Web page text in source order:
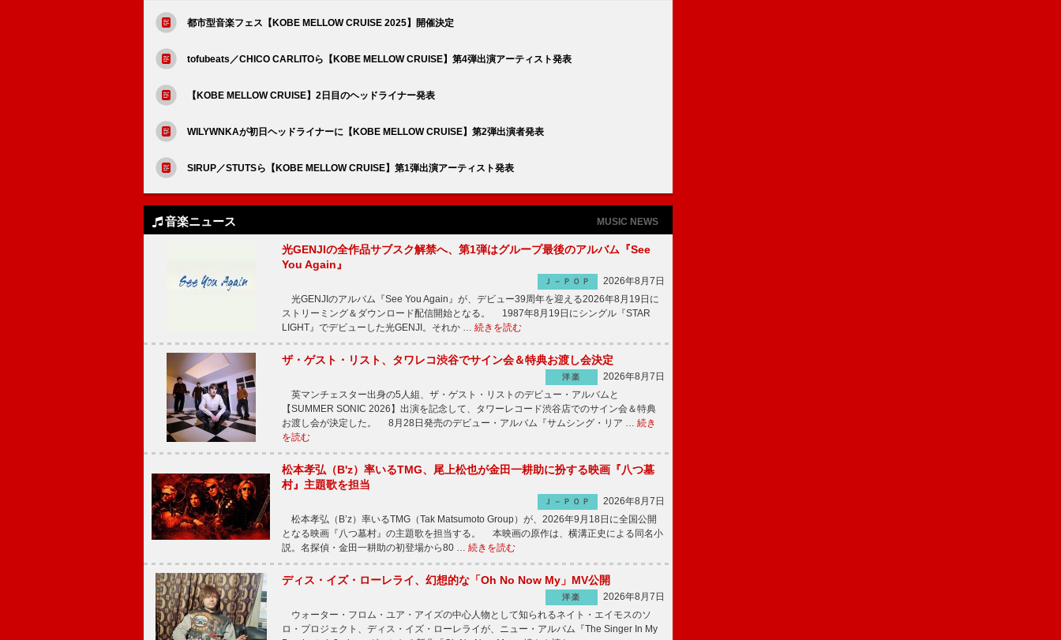
都市型音楽フェス【KOBE MELLOW CRUISE 2025】開催決定
tofubeats／CHICO CARLITOら【KOBE MELLOW CRUISE】第4弾出演アーティスト発表
【KOBE MELLOW CRUISE】2日目のヘッドライナー発表
WILYWNKAが初日ヘッドライナーに【KOBE MELLOW CRUISE】第2弾出演者発表
SIRUP／STUTSら【KOBE MELLOW CRUISE】第1弾出演アーティスト発表
音楽ニュース MUSIC NEWS
光GENJIの全作品サブスク解禁へ、第1弾はグループ最後のアルバム『See
You Again』
Ｊ－ＰＯＰ
2026年8月7日
光GENJIのアルバム『See You Again』が、デビュー39周年を迎える2026年8月19日に
ストリーミング＆ダウンロード配信開始となる。 1987年8月19日にシングル『STAR
LIGHT』でデビューした光GENJI。それか … 続きを読む
ザ・ゲスト・リスト、タワレコ渋谷でサイン会＆特典お渡し会決定
洋楽
2026年8月7日
英マンチェスター出身の5人組、ザ・ゲスト・リストのデビュー・アルバムと
【SUMMER SONIC 2026】出演を記念して、タワーレコード渋谷店でのサイン会＆特典
お渡し会が決定した。 8月28日発売のデビュー・アルバム『サムシング・リア … 続き
を読む
松本孝弘（B'z）率いるTMG、尾上松也が金田一耕助に扮する映画『八つ墓
村』主題歌を担当
Ｊ－ＰＯＰ
2026年8月7日
松本孝弘（B’z）率いるTMG（Tak Matsumoto Group）が、2026年9月18日に全国公開
となる映画『八つ墓村』の主題歌を担当する。 本映画の原作は、横溝正史による同名小
説。名探偵・金田一耕助の初登場から80 … 続きを読む
ディス・イズ・ローレライ、幻想的な「Oh No Now My」MV公開
洋楽
2026年8月7日
ウォーター・フロム・ユア・アイズの中心人物として知られるネイト・エイモスのソ
ロ・プロジェクト、ディス・イズ・ローレライが、ニュー・アルバム『The Singer In My